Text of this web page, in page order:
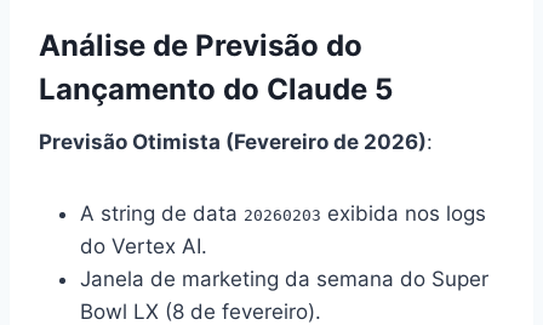
Análise de Previsão do
Lançamento do Claude 5
Previsão Otimista (Fevereiro de 2026):
A string de data 20260203 exibida nos logs
do Vertex AI.
Janela de marketing da semana do Super
Bowl LX (8 de fevereiro).